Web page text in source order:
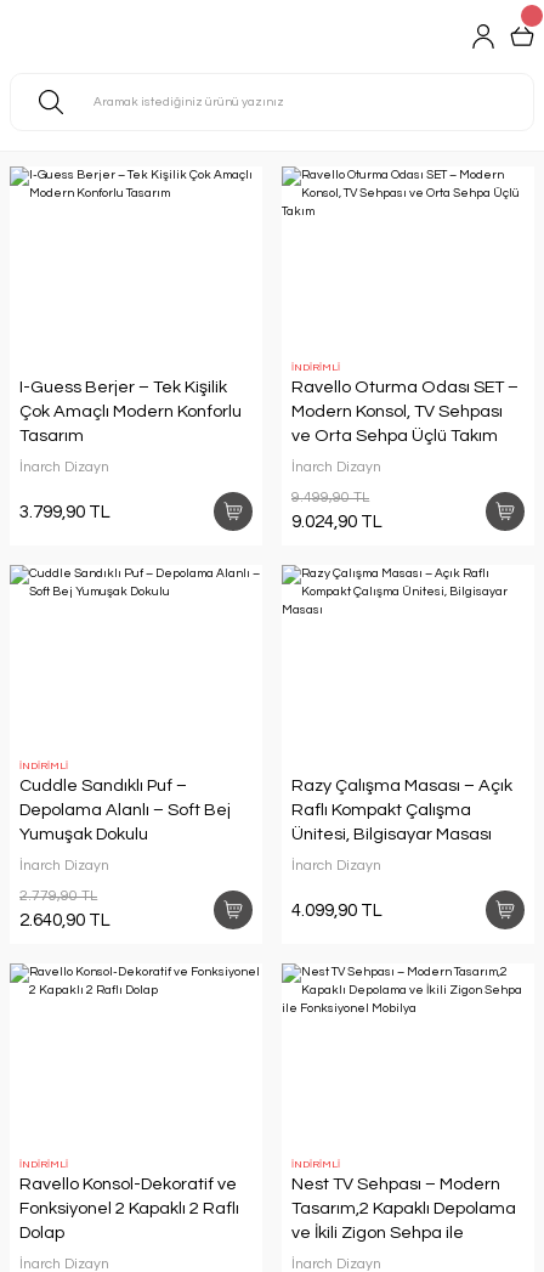
I-Guess Berjer – Tek Kişilik
Çok Amaçlı Modern Konforlu
Tasarım
İnarch Dizayn
3.799,90 TL
İNDİRİMLİ
Ravello Oturma Odası SET –
Modern Konsol, TV Sehpası
ve Orta Sehpa Üçlü Takım
İnarch Dizayn
9.499,90 TL
9.024,90 TL
İNDİRİMLİ
Cuddle Sandıklı Puf –
Depolama Alanlı – Soft Bej
Yumuşak Dokulu
İnarch Dizayn
2.779,90 TL
2.640,90 TL
Razy Çalışma Masası – Açık
Raflı Kompakt Çalışma
Ünitesi, Bilgisayar Masası
İnarch Dizayn
4.099,90 TL
İNDİRİMLİ
Ravello Konsol-Dekoratif ve
Fonksiyonel 2 Kapaklı 2 Raflı
Dolap
İnarch Dizayn
İNDİRİMLİ
Nest TV Sehpası – Modern
Tasarım,2 Kapaklı Depolama
ve İkili Zigon Sehpa ile
Fonksiyonel Mobilya
İnarch Dizayn